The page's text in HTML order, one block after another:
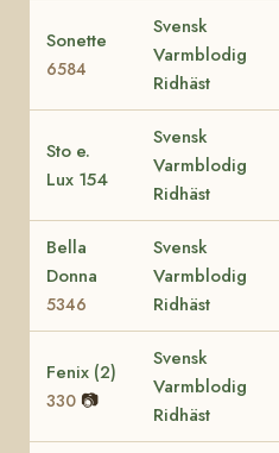
Sonette
6584
Svensk
Varmblodig
Ridhäst
Sto e.
Lux 154
Svensk
Varmblodig
Ridhäst
Bella
Donna
5346
Svensk
Varmblodig
Ridhäst
Fenix (2)
330 📷
Svensk
Varmblodig
Ridhäst